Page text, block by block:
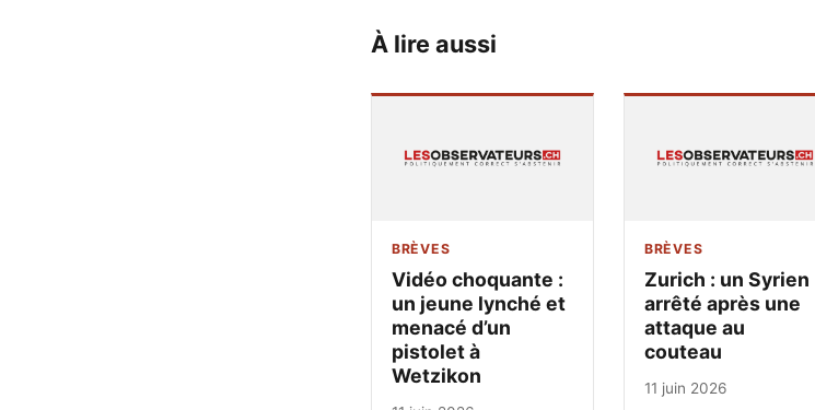
À lire aussi
BRÈVES
Vidéo choquante :
un jeune lynché et
menacé d’un
pistolet à
Wetzikon
BRÈVES
Zurich : un Syrien
arrêté après une
attaque au
couteau
11 juin 2026